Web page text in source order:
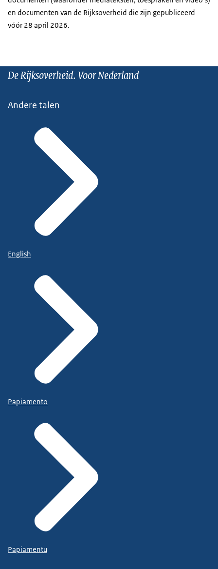
en documenten van de Rijksoverheid die zijn gepubliceerd
vóór 28 april 2026.
De Rijksoverheid. Voor Nederland
Andere talen
English
Papiamento
Papiamentu